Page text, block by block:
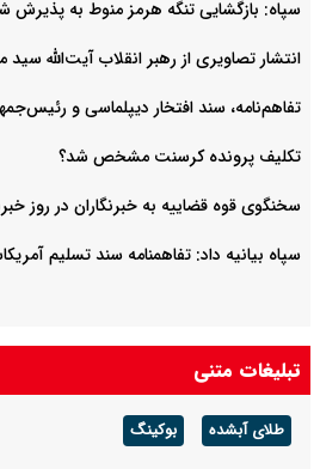
سپاه: بازگشایی تنگه هرمز منوط به پذیرش
انتشار تصاویری از رهبر انقلاب آیت‌الله
تفاهم‌نامه، سند افتخار دیپلماسی و
تکلیف پرونده کرسنت مشخص شد؟
سخنگوی قوه قضاییه به خبرنگاران در روز
سپاه بیانیه داد: تفاهمنامه سند تسلیم
تبلیغات متنی
طلای آبشده بوکینگ